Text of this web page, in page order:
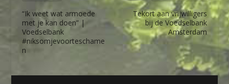
“Ik weet wat armoede
met je kan doen” |
Voedselbank
#niksomjevoorteschame
n
Tekort aan vrijwilligers
bij de Voedselbank
Amsterdam